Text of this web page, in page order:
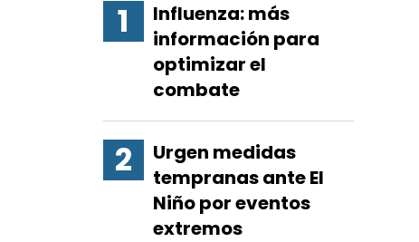
Influenza: más
información para
optimizar el
combate
Urgen medidas
tempranas ante El
Niño por eventos
extremos